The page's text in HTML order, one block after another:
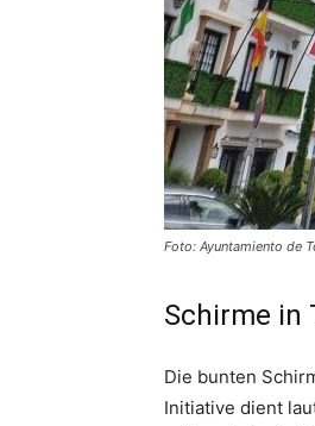
Foto: Ayuntamiento de
Schirme in
Die bunten
Initiative dient